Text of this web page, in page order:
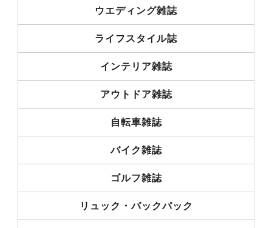
ウエディング雑誌
ライフスタイル誌
インテリア雑誌
アウトドア雑誌
自転車雑誌
バイク雑誌
ゴルフ雑誌
リュック・バックパック